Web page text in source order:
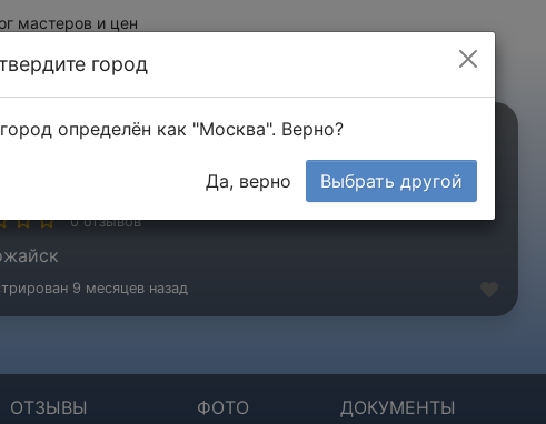
мастеров и цен
0 отзывов
9 месяцев назад
ОТЗЫВЫ ФОТО ДОКУМЕНТЫ
город
определён как "Москва". Верно?
Да, верно Выбрать другой